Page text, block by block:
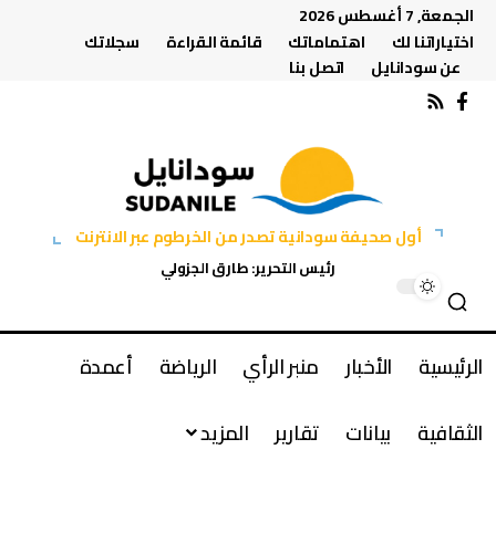
الجمعة, 7 أغسطس 2026
اختياراتنا لك
اهتماماتك قائمة القراءة
سجلاتك
عن سودانايل
اتصل بنا
أول صحيفة سودانية تصدر من الخرطوم عبر الانترنت
رئيس التحرير: طارق الجزولي
الرئيسية الأخبار منبر الرأي الرياضة
أعمدة
الثقافية
بيانات تقارير المزيد